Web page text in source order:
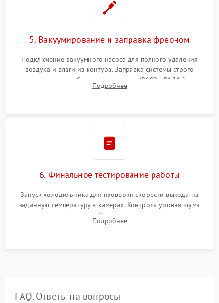
5. Вакуумирование и заправка фреоном
Подключение вакуумного насоса для полного удаления
воздуха и влаги из контура. Заправка системы строго
дозированным объемом хладагента (R600a, R134a) по
электронным весам. Контроль рабочего давления в системе.
Подробнее
6. Финальное тестирование работы
Запуск холодильника для проверки скорости выхода на
заданную температуру в камерах. Контроль уровня шума
компрессора, отсутствия обмерзания стенок и корректного
срабатывания системы автоматической оттайки.
Подробнее
FAQ. Ответы на вопросы